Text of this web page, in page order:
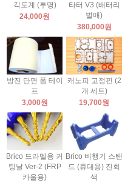
각도계 (투명)
24,000원
타터 V3 (배터리
별매)
380,000원
방진 단면 폼 테이
프
3,000원
캐노피 고정핀 (2
개 세트)
19,700원
Brico 드라멜용 커
팅날 Ver-2 (FRP
카울용)
Brico 비행기 스탠
드 (휴대용) 진회
색